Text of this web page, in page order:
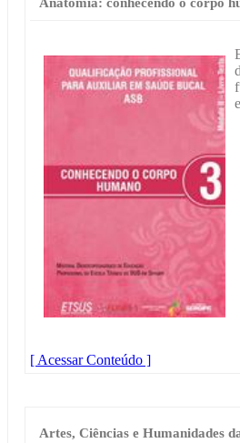
[ Acessar Conteúdo ]
Artes, Ciências e Humanidades